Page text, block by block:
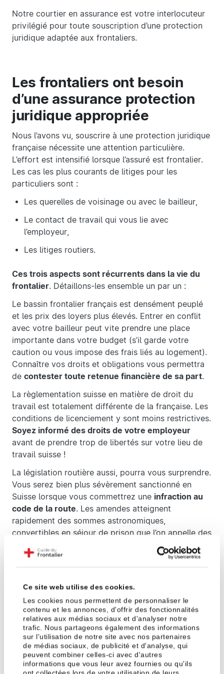
Ce site web utilise des cookies.
Les cookies nous permettent de personnaliser le
contenu et les annonces, d'offrir des fonctionnalités
relatives aux médias sociaux et d'analyser notre
trafic. Nous partageons également des informations
sur l'utilisation de notre site avec nos partenaires
de médias sociaux, de publicité et d'analyse, qui
peuvent combiner celles-ci avec d'autres
informations que vous leur avez fournies ou qu'ils
Notre courtier en assurance est votre interlocuteur
privilégié pour toute souscription d’une protection
juridique adaptée aux frontaliers.
Les frontaliers ont besoin
d’une assurance protection
juridique appropriée
Nous l’avons vu, souscrire à une protection juridique
française nécessite une attention particulière.
L’effort est intensifié lorsque l’assuré est frontalier.
Les cas les plus courants de litiges pour les
particuliers sont :
Les querelles de voisinage ou avec le bailleur,
Le contact de travail qui vous lie avec
l’employeur,
Les litiges routiers.
Ces trois aspects sont récurrents dans la vie du
frontalier. Détaillons-les ensemble un par un :
Le bassin frontalier français est densément peuplé
et les prix des loyers plus élevés. Entrer en conflit
avec votre bailleur peut vite prendre une place
importante dans votre budget (s’il garde votre
caution ou vous impose des frais liés au logement).
Connaître vos droits et obligations vous permettra
de contester toute retenue financière de sa part.
La règlementation suisse en matière de droit du
travail est totalement différente de la française. Les
conditions de licenciement y sont moins restrictives.
Soyez informé des droits de votre employeur
avant de prendre trop de libertés sur votre lieu de
travail suisse !
La législation routière aussi, pourra vous surprendre.
Vous serez bien plus sévèrement sanctionné en
Suisse lorsque vous commettrez une infraction au
code de la route. Les amendes atteignent
rapidement des sommes astronomiques,
convertibles en séjour de prison que l’on appelle des
¨jours amendes¨. Une protection juridique adaptée
vous aidera à
réduire les sanctions prononcées.
devra donc à minima, concerner le droit du travail et
routier suisse ainsi que le droit français.
Les courtiers en assurance ont l’exclusivité de
travailler avec plusieurs compagnies. Ils évoluent à
leurs cotés et connaissent les particularités de
chacune. Un gain de temps considérable lorsque l’on
souhaite être assuré rapidement et efficacement.